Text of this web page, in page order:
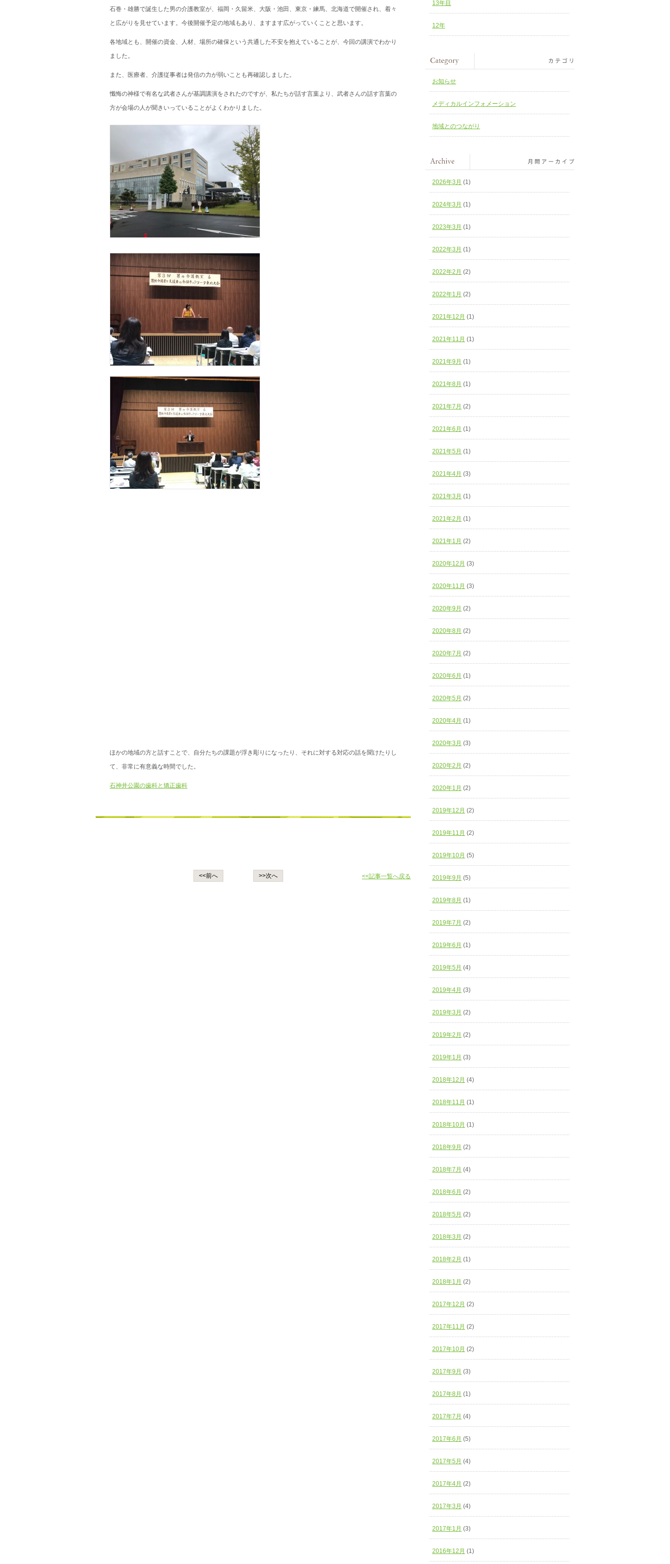
石巻・雄勝で誕生した男の介護教室が、福岡・久留米、大阪・池田、東京・練馬、北海道で開催され、着々
と広がりを見せています。今後開催予定の地域もあり、ますます広がっていくことと思います。
各地域とも、開催の資金、人材、場所の確保という共通した不安を抱えていることが、今回の講演でわかり
ました。
また、医療者、介護従事者は発信の力が弱いことも再確認しました。
懺悔の神様で有名な武者さんが基調講演をされたのですが、私たちが話す言葉より、武者さんの話す言葉の
方が会場の人が聞きいっていることがよくわかりました。
ほかの地域の方と話すことで、自分たちの課題が浮き彫りになったり、それに対する対応の話を聞けたりし
て、非常に有意義な時間でした。
石神井公園の歯科と矯正歯科
<<前へ >>次へ <<記事一覧へ戻る
13年目
12年
お知らせ
メディカルインフォメーション
地域とのつながり
2026年3月 (1)
2024年3月 (1)
2023年3月 (1)
2022年3月 (1)
2022年2月 (2)
2022年1月 (2)
2021年12月 (1)
2021年11月 (1)
2021年9月 (1)
2021年8月 (1)
2021年7月 (2)
2021年6月 (1)
2021年5月 (1)
2021年4月 (3)
2021年3月 (1)
2021年2月 (1)
2021年1月 (2)
2020年12月 (3)
2020年11月 (3)
2020年9月 (2)
2020年8月 (2)
2020年7月 (2)
2020年6月 (1)
2020年5月 (2)
2020年4月 (1)
2020年3月 (3)
2020年2月 (2)
2020年1月 (2)
2019年12月 (2)
2019年11月 (2)
2019年10月 (5)
2019年9月 (5)
2019年8月 (1)
2019年7月 (2)
2019年6月 (1)
2019年5月 (4)
2019年4月 (3)
2019年3月 (2)
2019年2月 (2)
2019年1月 (3)
2018年12月 (4)
2018年11月 (1)
2018年10月 (1)
2018年9月 (2)
2018年7月 (4)
2018年6月 (2)
2018年5月 (2)
2018年3月 (2)
2018年2月 (1)
2018年1月 (2)
2017年12月 (2)
2017年11月 (2)
2017年10月 (2)
2017年9月 (3)
2017年8月 (1)
2017年7月 (4)
2017年6月 (5)
2017年5月 (4)
2017年4月 (2)
2017年3月 (4)
2017年1月 (3)
2016年12月 (1)